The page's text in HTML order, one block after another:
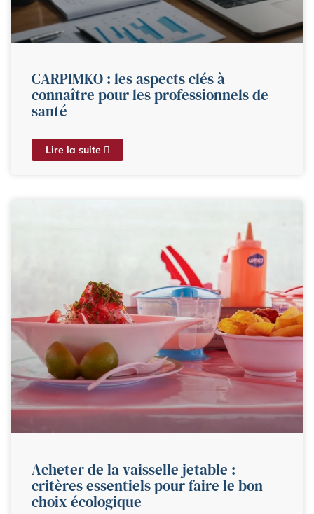
CARPIMKO : les aspects clés à
connaître pour les professionnels de
santé
Lire la suite
Acheter de la vaisselle jetable :
critères essentiels pour faire le bon
choix écologique